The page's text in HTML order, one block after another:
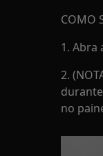
COMO
1. Abra
2.
no